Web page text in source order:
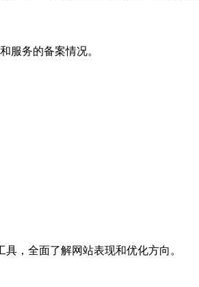
服务的备案情况。
，全面了解网站表现和优化方向。